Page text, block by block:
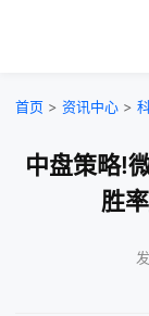
首页 > 资讯中心 >
中盘策略!
胜